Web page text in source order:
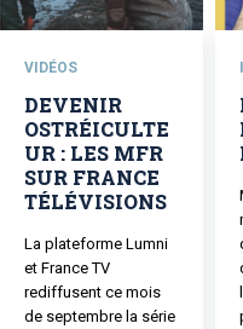
VIDÉOS
DEVENIR
OSTRÉICULTE
UR : LES MFR
SUR FRANCE
TÉLÉVISIONS
La plateforme Lumni
et France TV
rediffusent ce mois
de septembre la série